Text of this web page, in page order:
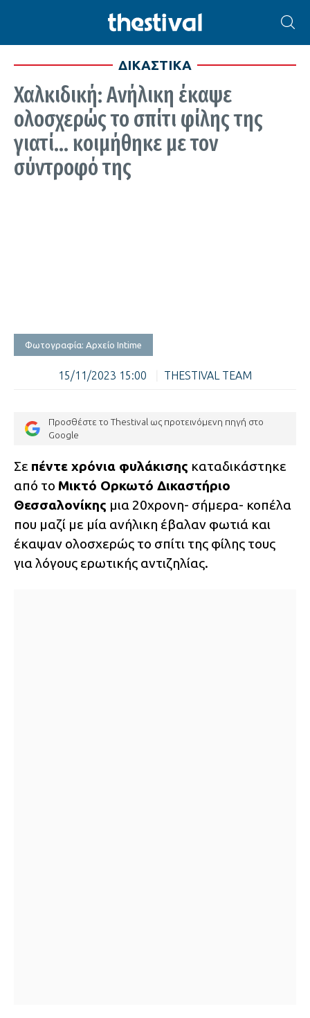
ΔΙΚΑΣΤΙΚΑ
Χαλκιδική: Ανήλικη έκαψε
ολοσχερώς το σπίτι φίλης της
γιατί… κοιμήθηκε με τον
σύντροφό της
Φωτογραφία: Αρχείο Intime
15/11/2023 15:00 THESTIVAL TEAM
Προσθέστε το Thestival ως προτεινόμενη πηγή στο
Google
Σε πέντε χρόνια φυλάκισης καταδικάστηκε
από το Μικτό Ορκωτό Δικαστήριο
Θεσσαλονίκης μια 20χρονη- σήμερα- κοπέλα
που μαζί με μία ανήλικη έβαλαν φωτιά και
έκαψαν ολοσχερώς το σπίτι της φίλης τους
για λόγους ερωτικής αντιζηλίας.